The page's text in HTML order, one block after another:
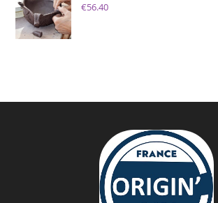
€56.40